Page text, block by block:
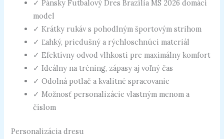
✓ Pánsky Futbalový Dres Brazília MS 2026 domáci
model
✓ Krátky rukáv s pohodlným športovým strihom
✓ Ľahký, priedušný a rýchloschnúci materiál
✓ Efektívny odvod vlhkosti pre maximálny komfort
✓ Ideálny na tréning, zápasy aj voľný čas
✓ Odolná potlač a kvalitné spracovanie
✓ Možnosť personalizácie vlastným menom a
číslom
Personalizácia dresu